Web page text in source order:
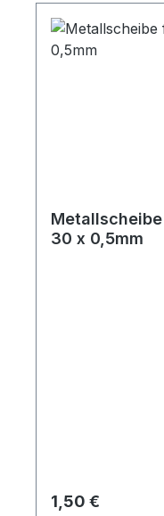
30 x 0,5mm
Regulärer Preis:
1,50 €